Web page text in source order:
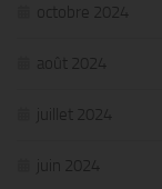
octobre 2024
août 2024
juillet 2024
juin 2024